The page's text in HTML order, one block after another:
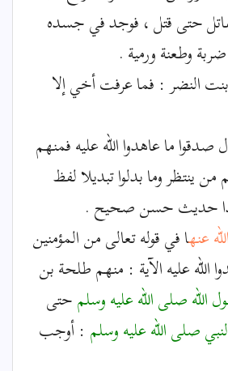
حتى قتل ، فوجد في جسده
وطعنة ورمية .
النضر : فما عرفت أخي إلا
صدقوا ما عاهدوا الله عليه فمنهم
ينتظر وما بدلوا تبديلا لفظ
حديث حسن صحيح .
عنها في قوله تعالى من المؤمنين
الله عليه الآية : منهم طلحة بن
اللهصلى الله عليه وسلمحتى
صلى الله عليه وسلم : أوجب